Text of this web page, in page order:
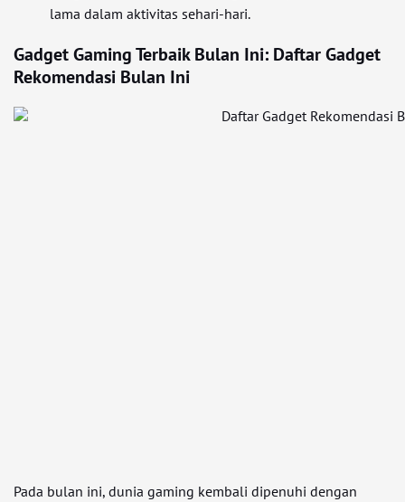
lama dalam aktivitas sehari-hari.
Gadget Gaming Terbaik Bulan Ini: Daftar Gadget
Rekomendasi Bulan Ini
Pada bulan ini, dunia gaming kembali dipenuhi dengan